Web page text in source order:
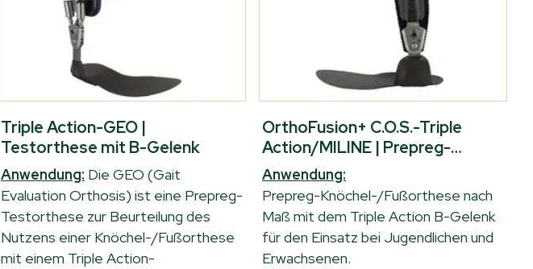
Triple Action-GEO |
Testorthese mit B-Gelenk
Anwendung: Die GEO (Gait
Evaluation Orthosis) ist eine Prepreg-
Testorthese zur Beurteilung des
Nutzens einer Knöchel-/Fußorthese
mit einem Triple Action-
OrthoFusion+ C.O.S.-Triple
Action/MILINE | Prepreg-
Knöchel-/Fußorthese nach Maß
Anwendung:
Prepreg-Knöchel-/Fußorthese nach
Maß mit dem Triple Action B-Gelenk
für den Einsatz bei Jugendlichen und
Erwachsenen.